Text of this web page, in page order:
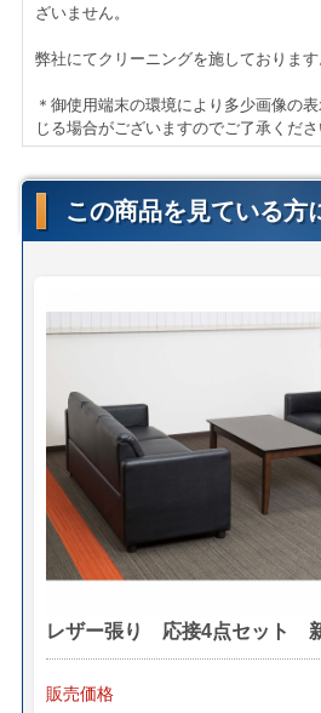
＜自社便＞
＊神奈川、首都圏対応
横浜市内 1,100円から（軒先渡し
東京都内 5,500円から
す。
自社便についてはこちら
■横浜市内 1台 ￥1,100～（自社
1台 ￥2,200～（自社便
はEV有り）
＊区により異な
■東京23区 1台 ￥5,500～（自社
客様搬入）
1台 ￥8,800～（自社便
＊複数商品の同時配送も
＊複数（他商品含む）ご購入の場
ざいません。
弊社にてクリーニングを施しております
＊御使用端末の環境により多少画像の
じる場合がございますのでご了承くださ
この商品を見ている方
レザー張り 応接4点セット
販売価格